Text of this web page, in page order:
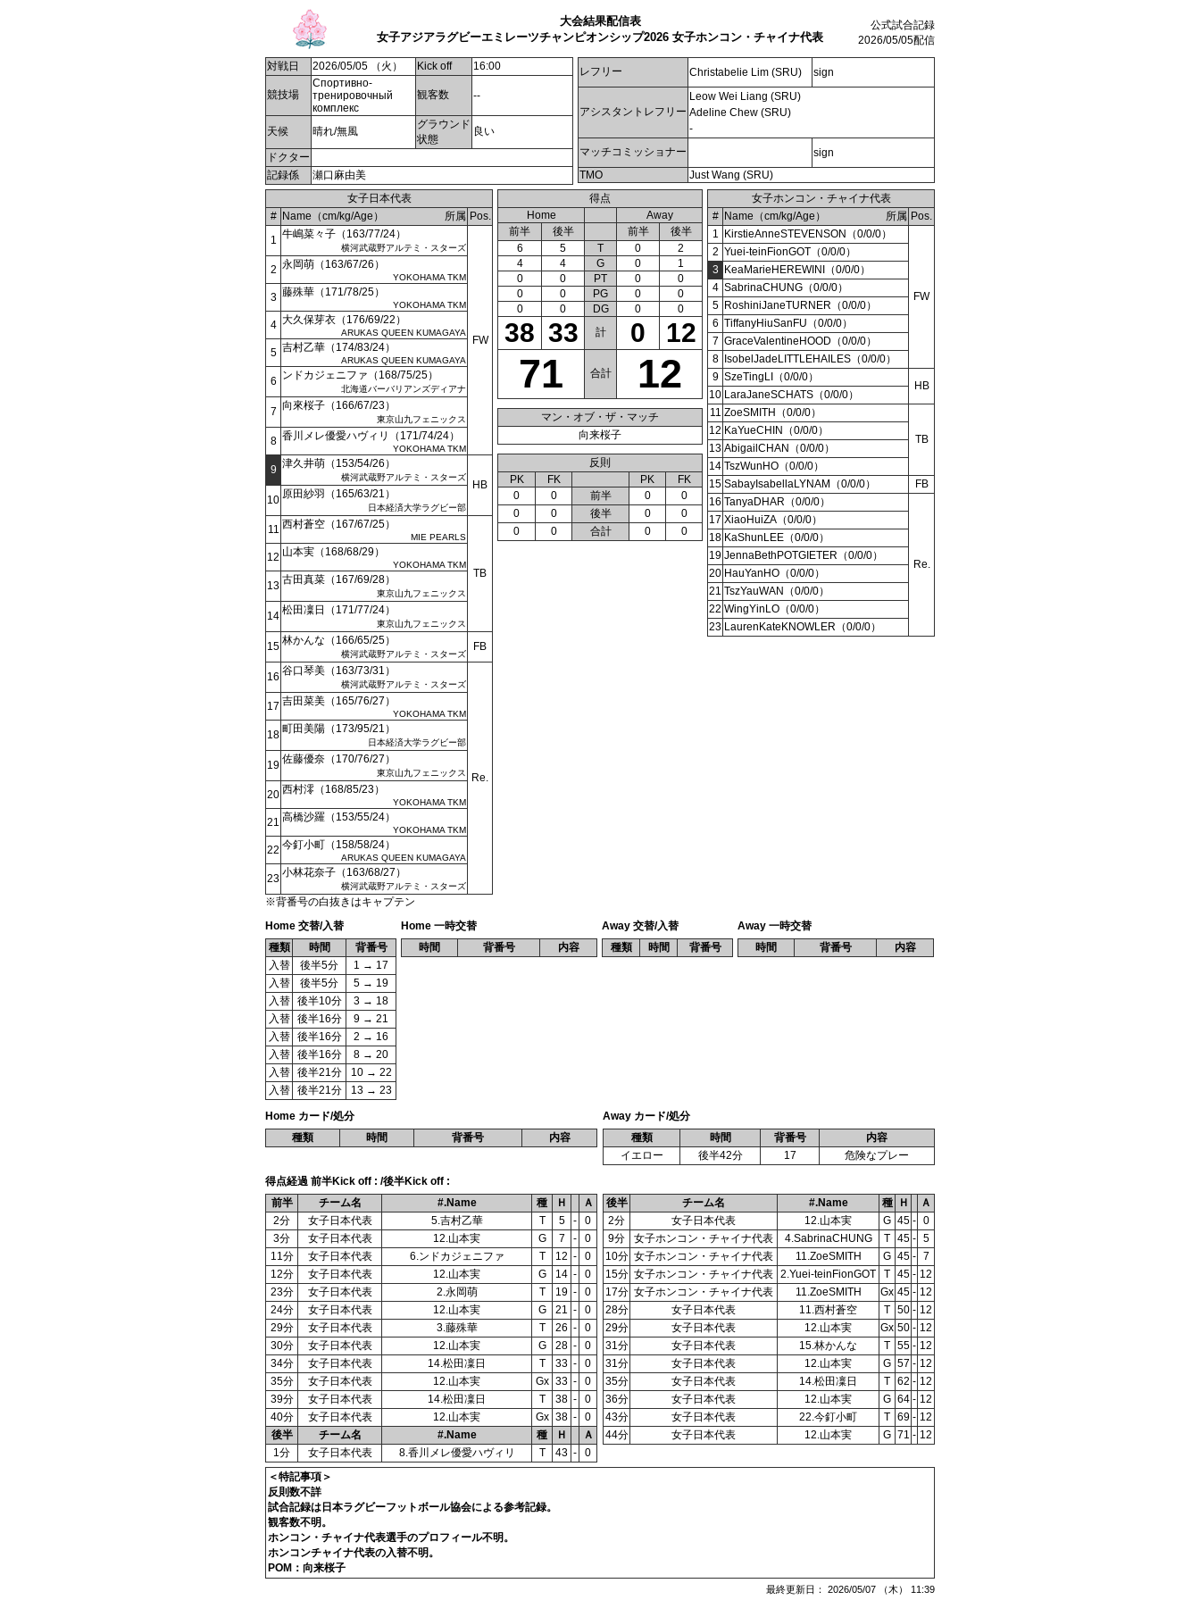
公式試合記録
2026/05/05配信
大会結果配信表
女子アジアラグビーエミレーツチャンピオンシップ2026 女子ホンコン・チャイナ代表
対戦日 2026/05/05 （火） Kick off 16:00
競技場
Спортивно-
тренировочный
комплекс
観客数 --
天候 晴れ/無風
グラウンド
状態
良い
ドクター
記録係
瀬口麻由美
レフリー Christabelie Lim (SRU) sign
アシスタントレフリー
Leow Wei Liang (SRU)
Adeline Chew (SRU)
-
マッチコミッショナー
sign
TMO
Just Wang (SRU)
女子日本代表
#
Name（cm/kg/Age） 所属 Pos.
1 牛嶋菜々子（163/77/24）
横河武蔵野アルテミ・スターズ
FW
2 永岡萌（163/67/26）
YOKOHAMA TKM
3 藤殊華（171/78/25）
YOKOHAMA TKM
4 大久保芽衣（176/69/22）
ARUKAS QUEEN KUMAGAYA
5 吉村乙華（174/83/24）
ARUKAS QUEEN KUMAGAYA
6 ンドカジェニファ（168/75/25）
北海道バーバリアンズディアナ
7 向來桜子（166/67/23）
東京山九フェニックス
8 香川メレ優愛ハヴィリ（171/74/24）
YOKOHAMA TKM
9 津久井萌（153/54/26）
横河武蔵野アルテミ・スターズ
HB
10 原田紗羽（165/63/21）
日本経済大学ラグビー部
11 西村蒼空（167/67/25）
MIE PEARLS
TB
12 山本実（168/68/29）
YOKOHAMA TKM
13 古田真菜（167/69/28）
東京山九フェニックス
14 松田凜日（171/77/24）
東京山九フェニックス
15 林かんな（166/65/25）
横河武蔵野アルテミ・スターズ
FB
16 谷口琴美（163/73/31）
横河武蔵野アルテミ・スターズ
Re.
17 吉田菜美（165/76/27）
YOKOHAMA TKM
18 町田美陽（173/95/21）
日本経済大学ラグビー部
19 佐藤優奈（170/76/27）
東京山九フェニックス
20 西村澪（168/85/23）
YOKOHAMA TKM
21 高橋沙羅（153/55/24）
YOKOHAMA TKM
22 今釘小町（158/58/24）
ARUKAS QUEEN KUMAGAYA
23 小林花奈子（163/68/27）
横河武蔵野アルテミ・スターズ
※背番号の白抜きはキャプテン
女子ホンコン・チャイナ代表
#
Name（cm/kg/Age） 所属 Pos.
1
KirstieAnneSTEVENSON（0/0/0）
FW
2 Yuei-teinFionGOT（0/0/0）
3
KeaMarieHEREWINI（0/0/0）
4 SabrinaCHUNG（0/0/0）
5
RoshiniJaneTURNER（0/0/0）
6 TiffanyHiuSanFU（0/0/0）
7 GraceValentineHOOD（0/0/0）
8
IsobelJadeLITTLEHAILES（0/0/0）
9 SzeTingLI（0/0/0）
HB
10 LaraJaneSCHATS（0/0/0）
11 ZoeSMITH（0/0/0）
TB
12 KaYueCHIN（0/0/0）
13 AbigailCHAN（0/0/0）
14 TszWunHO（0/0/0）
15 SabayIsabellaLYNAM（0/0/0）
FB
16 TanyaDHAR（0/0/0）
Re.
17 XiaoHuiZA（0/0/0）
18 KaShunLEE（0/0/0）
19 JennaBethPOTGIETER（0/0/0）
20 HauYanHO（0/0/0）
21 TszYauWAN（0/0/0）
22 WingYinLO（0/0/0）
23 LaurenKateKNOWLER（0/0/0）
得点
Home
Away
前半
後半 前半
後半
6
5 T 0
2
4
4 G 0
1
0
0 PT 0
0
0
0 PG 0
0
0
0 DG 0 0
38 33 計 0 12
71 合計 12
マン・オブ・ザ・マッチ
向来桜子
反則
PK
FK PK
FK
0
0 前半 0
0
0
0 後半 0
0
0
0 合計 0 0
Home 交替/入替
種類
時間
背番号
入替
後半5分
1 → 17
入替
後半5分
5 → 19
入替
後半10分
3 → 18
入替
後半16分
9 → 21
入替
後半16分
2 → 16
入替
後半16分
8 → 20
入替
後半21分
10 → 22
入替
後半21分 13 → 23
Home 一時交替
時間
背番号 内容
Away 交替/入替
種類
時間 背番号
Away 一時交替
時間
背番号 内容
Home カード/処分
種類
時間 背番号 内容
Away カード/処分
種類
時間 背番号
内容
イエロー
後半42分 17 危険なプレー
得点経過 前半Kick off : /後半Kick off :
前半
チーム名 #.Name 種 Ｈ
Ａ
2分
女子日本代表 5.吉村乙華 T 5 -
0
3分
女子日本代表 12.山本実 G 7 -
0
11分
女子日本代表 6.ンドカジェニファ T 12 -
0
12分
女子日本代表 12.山本実 G 14 -
0
23分
女子日本代表 2.永岡萌 T 19 -
0
24分
女子日本代表 12.山本実 G 21 -
0
29分
女子日本代表 3.藤殊華 T 26 -
0
30分
女子日本代表 12.山本実 G 28 -
0
34分
女子日本代表 14.松田凜日 T 33 -
0
35分
女子日本代表 12.山本実 Gx 33 -
0
39分
女子日本代表 14.松田凜日 T 38 -
0
40分
女子日本代表 12.山本実 Gx 38 -
0
後半
チーム名 #.Name 種 Ｈ
Ａ
1分
女子日本代表 8.香川メレ優愛ハヴィリ T 43 - 0
後半 チーム名 #.Name 種 Ｈ
Ａ
2分
女子日本代表 12.山本実 G 45 - 0
9分
女子ホンコン・チャイナ代表 4.SabrinaCHUNG T 45 - 5
10分 女子ホンコン・チャイナ代表 11.ZoeSMITH G 45 - 7
15分 女子ホンコン・チャイナ代表 2.Yuei-teinFionGOT T 45 - 12
17分 女子ホンコン・チャイナ代表 11.ZoeSMITH Gx 45 - 12
28分
女子日本代表 11.西村蒼空 T 50 - 12
29分
女子日本代表 12.山本実 Gx 50 - 12
31分
女子日本代表 15.林かんな T 55 - 12
31分
女子日本代表 12.山本実 G 57 - 12
35分
女子日本代表 14.松田凜日 T 62 - 12
36分
女子日本代表 12.山本実 G 64 - 12
43分
女子日本代表 22.今釘小町 T 69 - 12
44分
女子日本代表 12.山本実 G 71 - 12
＜特記事項＞
反則数不詳
試合記録は日本ラグビーフットボール協会による参考記録。
観客数不明。
ホンコン・チャイナ代表選手のプロフィール不明。
ホンコンチャイナ代表の入替不明。
POM：向来桜子
最終更新日： 2026/05/07 （木） 11:39